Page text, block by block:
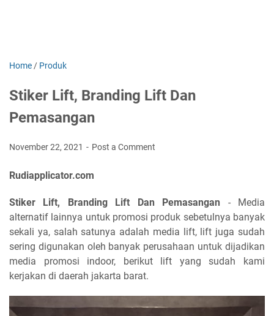
Home / Produk
Stiker Lift, Branding Lift Dan
Pemasangan
November 22, 2021 Post a Comment
Rudiapplicator.com
Stiker Lift, Branding Lift Dan Pemasangan - Media
alternatif lainnya untuk promosi produk sebetulnya banyak
sekali ya, salah satunya adalah media lift, lift juga sudah
sering digunakan oleh banyak perusahaan untuk dijadikan
media promosi indoor, berikut lift yang sudah kami
kerjakan di daerah jakarta barat.